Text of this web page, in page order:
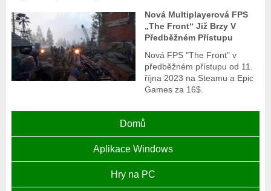
Nová Multiplayerová FPS
„The Front“ Již Brzy V
Předběžném Přístupu
Nová FPS "The Front" v
předběžném přístupu od 11.
října 2023 na Steamu a Epic
Games za 16$.
Domů
Aplikace Windows
Hry na PC